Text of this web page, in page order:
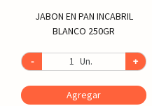
JABON EN PAN INCABRIL
BLANCO 250GR
- Un. +
Agregar